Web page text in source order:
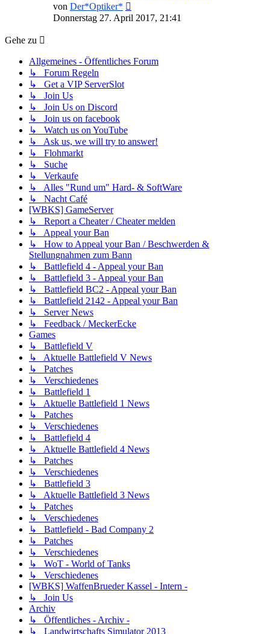
von Der*Optiker*
Beitrag
Donnerstag 27. April 2017, 21:41
Gehe zu
Allgemeines - Öffentliches Forum
↳ Forum Regeln
↳ Get a VIP ServerSlot
↳ Join Us
↳ Join Us on Discord
↳ Join us on facebook
↳ Watch us on YouTube
↳ Ask us, we will try to answer!
↳ Flohmarkt
↳ Suche
↳ Verkaufe
↳ Alles "Rund um" Hard- & SoftWare
↳ Nacht Café
[WBKS] GameServer
↳ Report a Cheater / Cheater melden
↳ Appeal your Ban
↳ How to Appeal your Ban / Beschwerden &
Stellungnahmen zum Bann
↳ Battlefield 4 - Appeal your Ban
↳ Battlefield 3 - Appeal your Ban
↳ Battlefield BC2 - Appeal your Ban
↳ Battlefield 2142 - Appeal your Ban
↳ Server News
↳ Feedback / MeckerEcke
Games
↳ Battlefield V
↳ Aktuelle Battlefield V News
↳ Patches
↳ Verschiedenes
↳ Battlefield 1
↳ Aktuelle Battlefield 1 News
↳ Patches
↳ Verschiedenes
↳ Battlefield 4
↳ Aktuelle Battlefield 4 News
↳ Patches
↳ Verschiedenes
↳ Battlefield 3
↳ Aktuelle Battlefield 3 News
↳ Patches
↳ Verschiedenes
↳ Battlefield - Bad Company 2
↳ Patches
↳ Verschiedenes
↳ WoT - World of Tanks
↳ Verschiedenes
[WBKS] WaffenBrueder Kassel - Intern -
↳ Join Us
Archiv
↳ Öffentliches - Archiv -
↳ Landwirtschafts Simulator 2013